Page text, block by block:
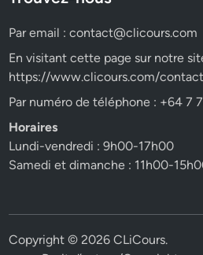
Par email :contact@clicours.com
En visitant cette page sur notre
https://www.clicours.com/
Par numéro de téléphone : +64 7
Horaires
Lundi-vendredi : 9h00-17h00
Samedi et dimanche : 11h00-
Copyright © 2026CLiCours.